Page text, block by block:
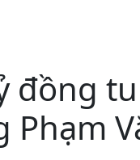
đồng